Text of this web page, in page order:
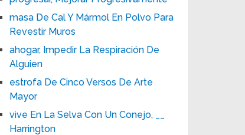
masa De Cal Y Mármol En Polvo Para
Revestir Muros
ahogar, Impedir La Respiración De
Alguien
estrofa De Cinco Versos De Arte
Mayor
vive En La Selva Con Un Conejo, __
Harrington